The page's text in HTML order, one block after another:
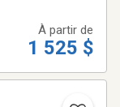
À partir de
1 525 $